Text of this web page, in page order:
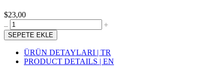
$23,00
SEPETE EKLE
ÜRÜN DETAYLARI | TR
PRODUCT DETAILS | EN